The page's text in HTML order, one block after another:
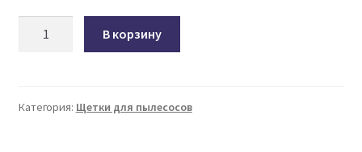
пылесоса
В корзину
Категория: Щетки для пылесосов